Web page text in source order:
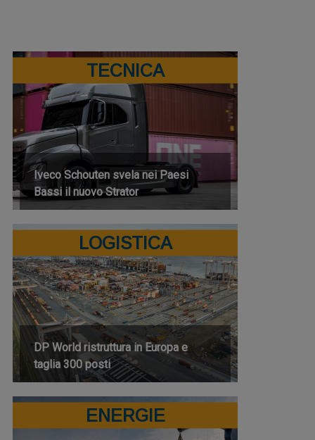
TECNICA
Iveco Schouten svela nei Paesi
Bassi il nuovo Strator
LOGISTICA
DP World ristruttura in Europa e
taglia 300 posti
ENERGIE